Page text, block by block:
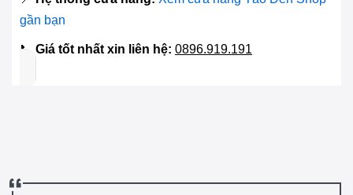
gần bạn
📞 Giá tốt nhất xin liên hệ: 0896.919.191